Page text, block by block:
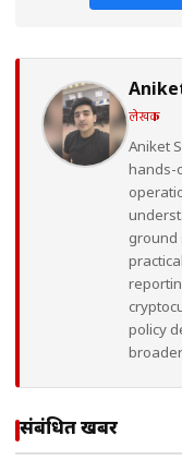
लेखक
Aniket
hands-
ground
policy
संबंधित खबरें